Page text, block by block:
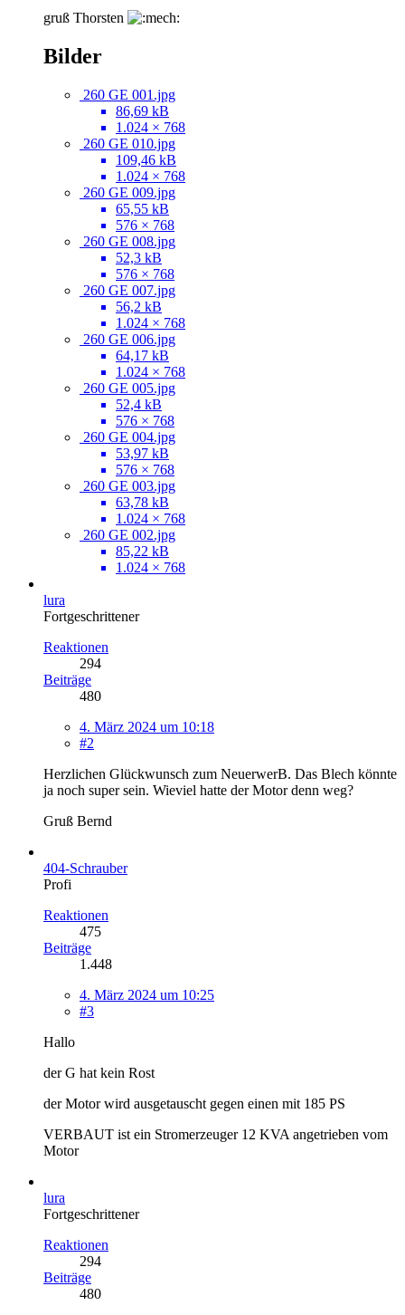
gruß Thorsten
Bilder
260 GE 001.jpg
86,69 kB
1.024 × 768
260 GE 010.jpg
109,46 kB
1.024 × 768
260 GE 009.jpg
65,55 kB
576 × 768
260 GE 008.jpg
52,3 kB
576 × 768
260 GE 007.jpg
56,2 kB
1.024 × 768
260 GE 006.jpg
64,17 kB
1.024 × 768
260 GE 005.jpg
52,4 kB
576 × 768
260 GE 004.jpg
53,97 kB
576 × 768
260 GE 003.jpg
63,78 kB
1.024 × 768
260 GE 002.jpg
85,22 kB
1.024 × 768
lura
Fortgeschrittener
Reaktionen
294
Beiträge
480
4. März 2024 um 10:18
#2
Herzlichen Glückwunsch zum NeuerwerB. Das Blech könnte
ja noch super sein. Wieviel hatte der Motor denn weg?
Gruß Bernd
404-Schrauber
Profi
Reaktionen
475
Beiträge
1.448
4. März 2024 um 10:25
#3
Hallo
der G hat kein Rost
der Motor wird ausgetauscht gegen einen mit 185 PS
VERBAUT ist ein Stromerzeuger 12 KVA angetrieben vom
Motor
lura
Fortgeschrittener
Reaktionen
294
Beiträge
480